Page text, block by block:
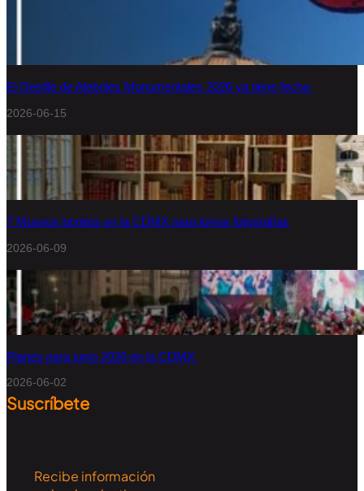
El Desfile de Alebrijes Monumentales 2026 ya tiene fecha
2026-06-15
7 Museos bonitos en la CDMX para tomar fotografías
2026-06-09
Planes para junio 2026 en la CDMX
2026-06-02
Suscríbete
Recibe información